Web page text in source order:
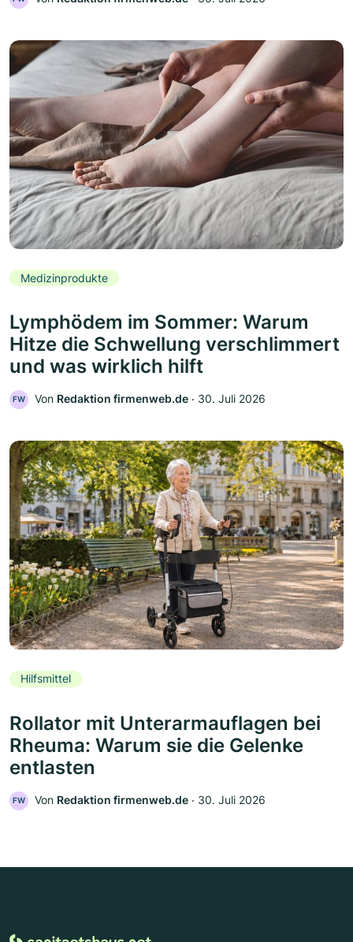
Medizinprodukte
Lymphödem im Sommer: Warum
Hitze die Schwellung verschlimmert
und was wirklich hilft
FW Von Redaktion firmenweb.de ‧ 30. Juli 2026
Hilfsmittel
Rollator mit Unterarmauflagen bei
Rheuma: Warum sie die Gelenke
entlasten
FW Von Redaktion firmenweb.de ‧ 30. Juli 2026